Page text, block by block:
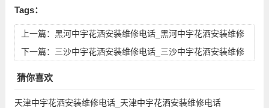
Tags：
上一篇： 黑河中宇花洒安装维修电话_黑河中宇花洒安装维修
电话号码查询
下一篇： 三沙中宇花洒安装维修电话_三沙中宇花洒安装维修
猜你喜欢
天津中宇花洒安装维修电话_天津中宇花洒安装维修电话